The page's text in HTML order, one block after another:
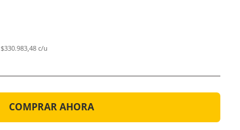
$330.983,48 c/u
COMPRAR AHORA